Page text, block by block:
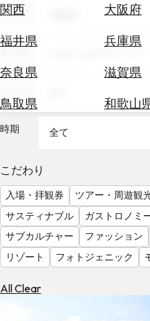
関西 大阪府
福井県
兵庫県
奈良県
滋賀県
鳥取県
和歌山
券
テ
を
調
べ
る
天
気
を
見
る
エリア
テーマ
時期 全て
こだわり
入場・拝観券 ツアー・周遊観
サスティナブル
ガストロノミ
サブカルチャー
ファッション
リゾート
フォトジェニック
All Clear